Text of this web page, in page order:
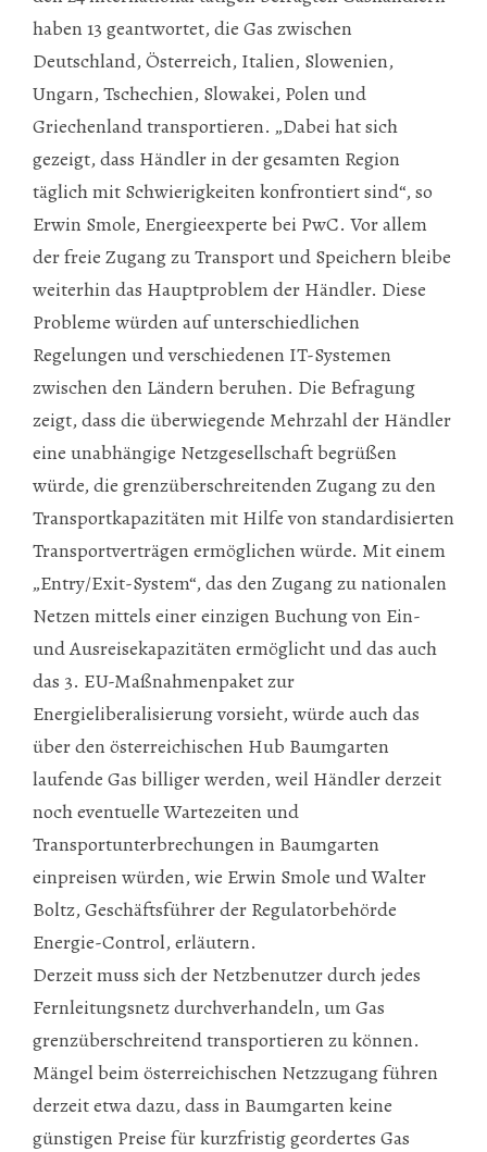
haben 13 geantwortet, die Gas zwischen
Deutschland, Österreich, Italien, Slowenien,
Ungarn, Tschechien, Slowakei, Polen und
Griechenland transportieren. „Dabei hat sich
gezeigt, dass Händler in der gesamten Region
täglich mit Schwierigkeiten konfrontiert sind“, so
Erwin Smole, Energieexperte bei PwC. Vor allem
der freie Zugang zu Transport und Speichern bleibe
weiterhin das Hauptproblem der Händler. Diese
Probleme würden auf unterschiedlichen
Regelungen und verschiedenen IT-Systemen
zwischen den Ländern beruhen. Die Befragung
zeigt, dass die überwiegende Mehrzahl der Händler
eine unabhängige Netzgesellschaft begrüßen
würde, die grenzüberschreitenden Zugang zu den
Transportkapazitäten mit Hilfe von standardisierten
Transportverträgen ermöglichen würde. Mit einem
„Entry/Exit-System“, das den Zugang zu nationalen
Netzen mittels einer einzigen Buchung von Ein-
und Ausreisekapazitäten ermöglicht und das auch
das 3. EU-Maßnahmenpaket zur
Energieliberalisierung vorsieht, würde auch das
über den österreichischen Hub Baumgarten
laufende Gas billiger werden, weil Händler derzeit
noch eventuelle Wartezeiten und
Transportunterbrechungen in Baumgarten
einpreisen würden, wie Erwin Smole und Walter
Boltz, Geschäftsführer der Regulatorbehörde
Energie-Control, erläutern.
Derzeit muss sich der Netzbenutzer durch jedes
Fernleitungsnetz durchverhandeln, um Gas
grenzüberschreitend transportieren zu können.
Mängel beim österreichischen Netzzugang führen
derzeit etwa dazu, dass in Baumgarten keine
günstigen Preise für kurzfristig geordertes Gas